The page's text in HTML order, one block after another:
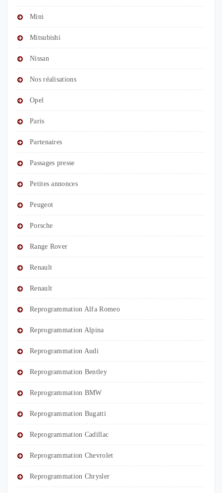
Mini
Mitsubishi
Nissan
Nos réalisations
Opel
Paris
Partenaires
Passages presse
Petites annonces
Peugeot
Porsche
Range Rover
Renault
Renault
Reprogrammation Alfa Romeo
Reprogrammation Alpina
Reprogrammation Audi
Reprogrammation Bentley
Reprogrammation BMW
Reprogrammation Bugatti
Reprogrammation Cadillac
Reprogrammation Chevrolet
Reprogrammation Chrysler